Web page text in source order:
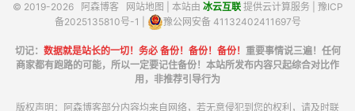
© 2019-2026 阿森博客 网站地图 | 本站由 冰云互联提供云计算服务 | 豫ICP
备2025135810号-1
豫公网安备 41132402411697号
切记： 数据就是站长的一切！务必 备份！备份！备份！ 重要事情说三遍！任何
商家都有跑路的可能，所以一定要记住备份！本站所发布内容只起综合对比作
用，非推荐引导行为
版权声明：阿森博客部分内容均来自网络，若无意侵犯到您的权利，请及时联